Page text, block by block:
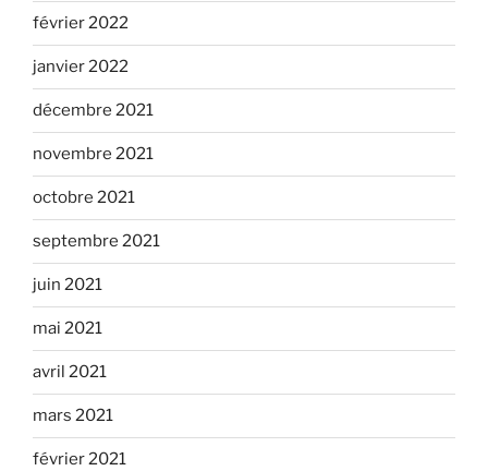
février 2022
janvier 2022
décembre 2021
novembre 2021
octobre 2021
septembre 2021
juin 2021
mai 2021
avril 2021
mars 2021
février 2021